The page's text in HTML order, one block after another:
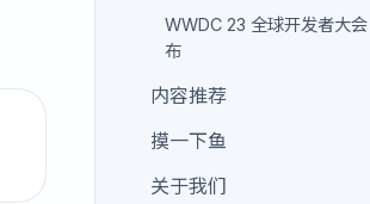
WWDC 23 全球开发者大
布
内容推荐
摸一下鱼
关于我们